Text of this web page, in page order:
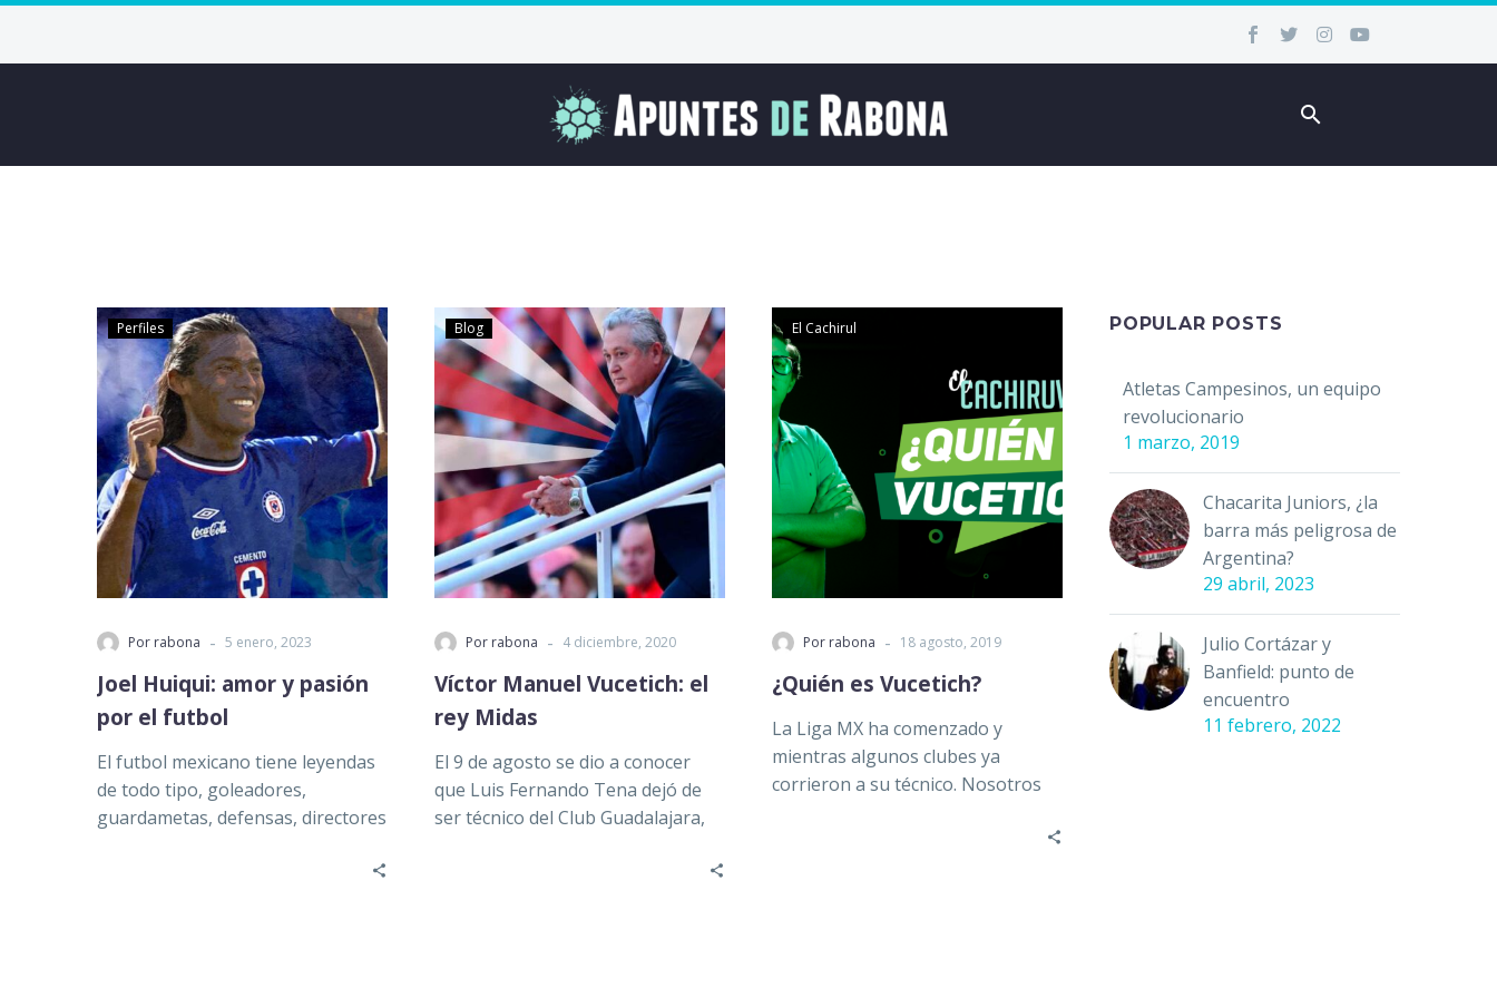
Perfiles
Por rabona - 5 enero, 2023
Joel Huiqui: amor y pasión
por el futbol
El futbol mexicano tiene leyendas
de todo tipo, goleadores,
guardametas, defensas, directores
Blog
Por rabona - 4 diciembre, 2020
Víctor Manuel Vucetich: el
rey Midas
El 9 de agosto se dio a conocer
que Luis Fernando Tena dejó de
ser técnico del Club Guadalajara,
El Cachirul
Por rabona - 18 agosto, 2019
¿Quién es Vucetich?
La Liga MX ha comenzado y
mientras algunos clubes ya
corrieron a su técnico. Nosotros
POPULAR POSTS
Atletas Campesinos, un equipo
revolucionario
1 marzo, 2019
Chacarita Juniors, ¿la
barra más peligrosa de
Argentina?
29 abril, 2023
Julio Cortázar y
Banfield: punto de
encuentro
11 febrero, 2022